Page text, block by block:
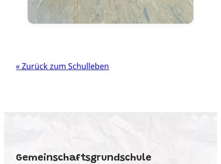
« Zurück zum Schulleben
Gemeinschaftsgrundschule